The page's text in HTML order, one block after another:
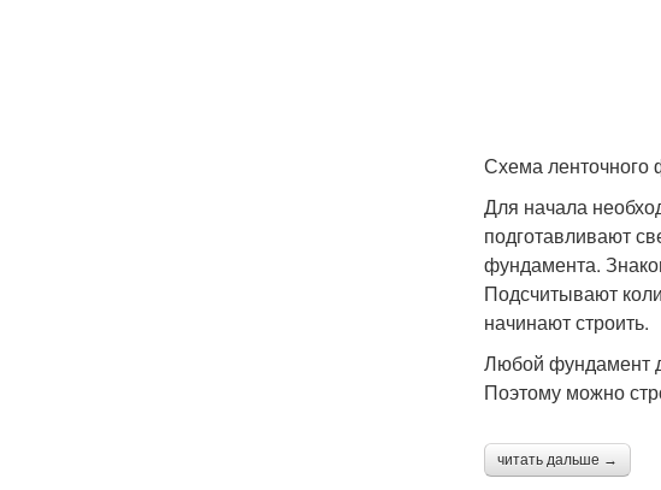
Схема ленточного
Для начала
подготавливают
фундамента.
Подсчитывают
начинают строить.
Любой фундамент
Поэтому можно
читать дальше →